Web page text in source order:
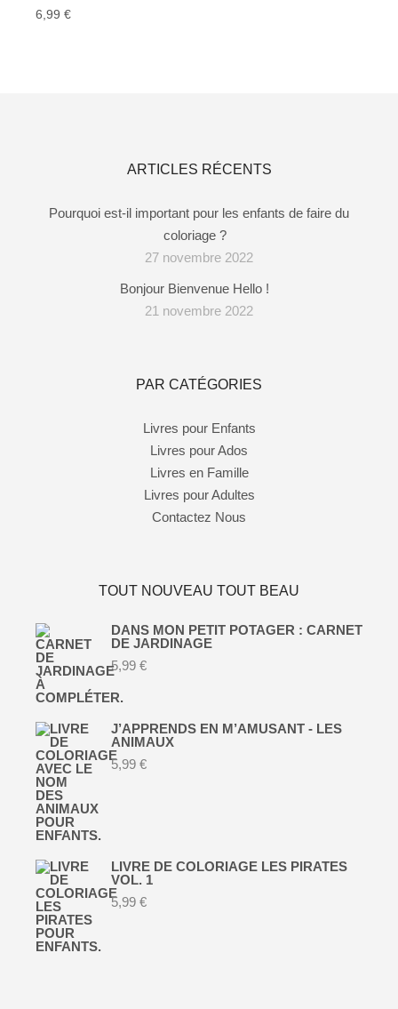
6,99 €
ARTICLES RÉCENTS
Pourquoi est-il important pour les enfants de faire du
coloriage ?
27 novembre 2022
Bonjour Bienvenue Hello !
21 novembre 2022
PAR CATÉGORIES
Livres pour Enfants
Livres pour Ados
Livres en Famille
Livres pour Adultes
Contactez Nous
TOUT NOUVEAU TOUT BEAU
DANS MON PETIT POTAGER : CARNET
DE JARDINAGE
5,99 €
J’APPRENDS EN M’AMUSANT - LES
ANIMAUX
5,99 €
LIVRE DE COLORIAGE LES PIRATES
VOL. 1
5,99 €